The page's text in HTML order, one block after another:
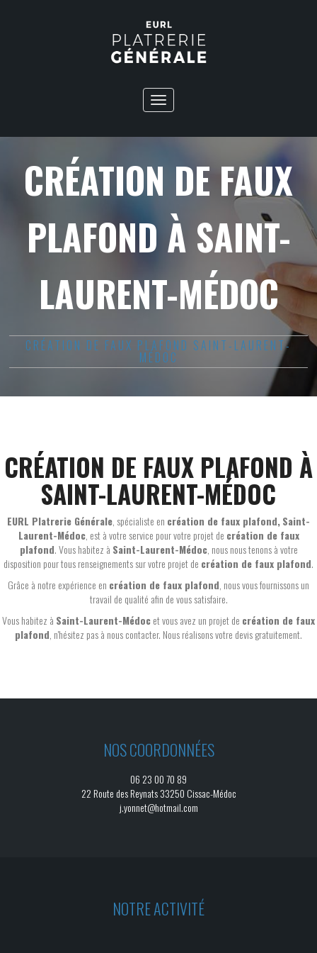
Toggle
navigation
CRÉATION DE FAUX
PLAFOND À SAINT-
LAURENT-MÉDOC
CRÉATION DE FAUX PLAFOND SAINT-LAURENT-
MÉDOC
CRÉATION DE FAUX PLAFOND À
SAINT-LAURENT-MÉDOC
EURL Platrerie Générale, spécialiste en création de faux plafond,Saint-
Laurent-Médoc, est à votre service pour votre projet de création de faux
plafond. Vous habitez à Saint-Laurent-Médoc, nous nous tenons à votre
disposition pour tous renseignements sur votre projet de création de faux plafond.
Grâce à notre expérience en création de faux plafond, nous vous fournissons un
travail de qualité afin de vous satisfaire.
Vous habitez à Saint-Laurent-Médocet vous avez un projet de création de faux
plafond, n'hésitez pas à nous contacter. Nous réalisons votre devis gratuitement.
NOS COORDONNÉES
06 23 00 70 89
22 Route des Reynats 33250 Cissac-Médoc
j.yonnet@hotmail.com
NOTRE ACTIVITÉ